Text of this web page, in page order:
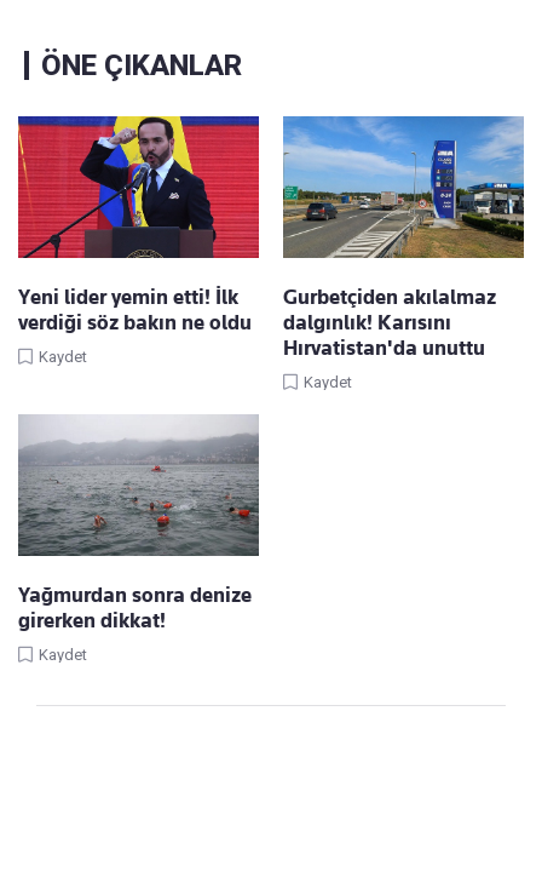
ÖNE ÇIKANLAR
Yeni lider yemin etti! İlk
verdiği söz bakın ne oldu
Kaydet
Gurbetçiden akılalmaz
dalgınlık! Karısını
Hırvatistan'da unuttu
Kaydet
Yağmurdan sonra denize
girerken dikkat!
Kaydet